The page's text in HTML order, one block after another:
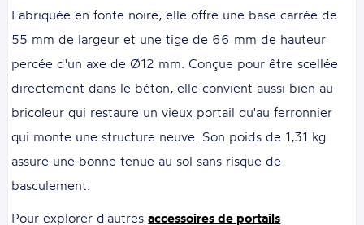
Fabriquée en fonte noire, elle offre une base carrée de
55 mm de largeur et une tige de 66 mm de hauteur
percée d'un axe de Ø12 mm. Conçue pour être scellée
directement dans le béton, elle convient aussi bien au
bricoleur qui restaure un vieux portail qu'au ferronnier
qui monte une structure neuve. Son poids de 1,31 kg
assure une bonne tenue au sol sans risque de
basculement.
Pour explorer d'autresaccessoires de portails